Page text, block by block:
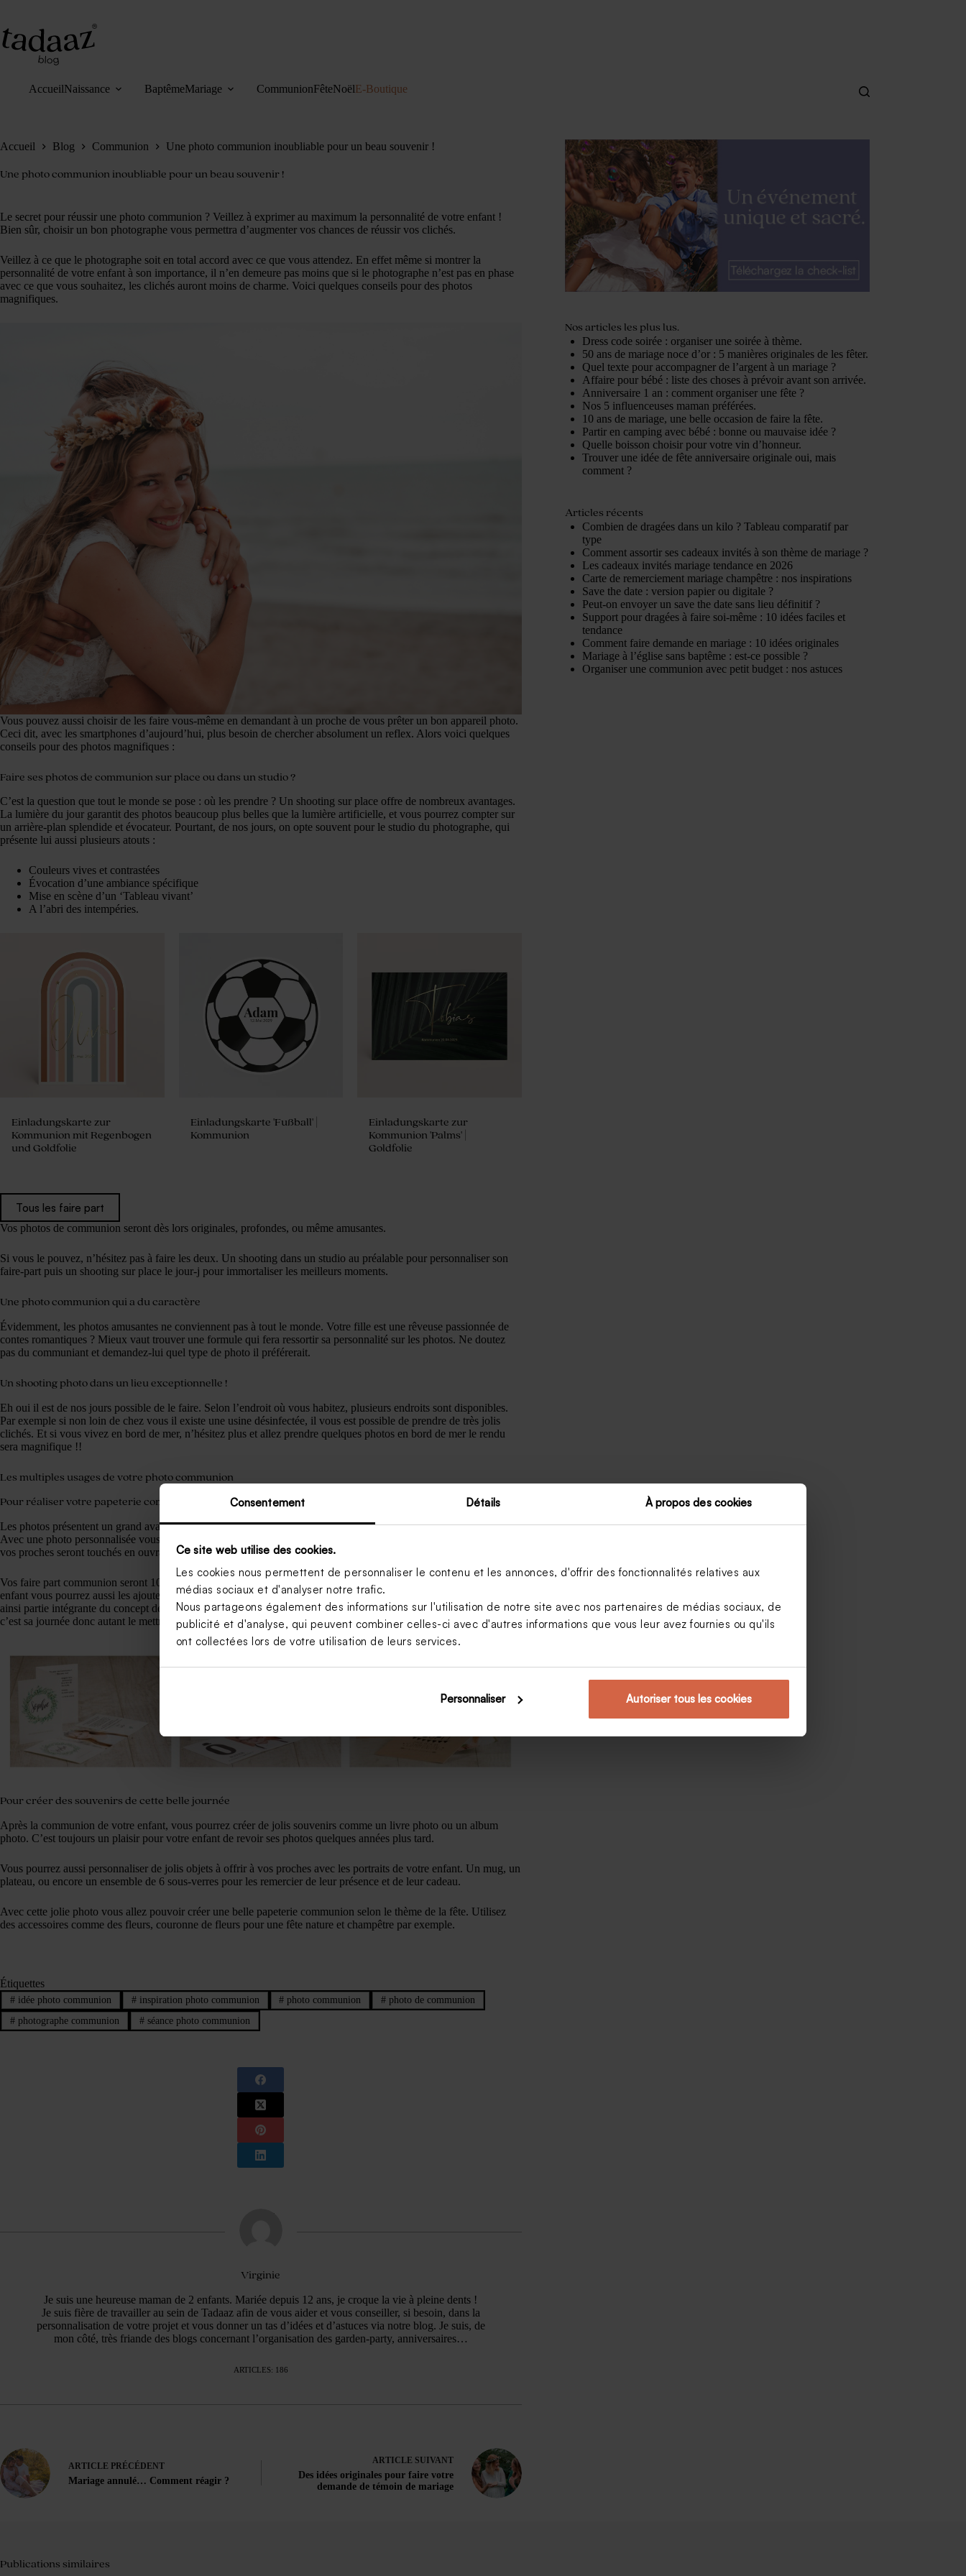
Consentement Détails À propos des cookies
Ce site web utilise des cookies.
Les cookies nous permettent de personnaliser le contenu et les annonces, d'offrir des fonctionnalités relatives aux
médias sociaux et d'analyser notre trafic.
Nous partageons également des informations sur l'utilisation de notre site avec nos partenaires de médias sociaux, de
publicité et d'analyse, qui peuvent combiner celles-ci avec d'autres informations que vous leur avez fournies ou qu'ils
ont collectées lors de votre utilisation de leurs services.
Personnaliser Autoriser tous les cookies
contenu
AccueilNaissance BaptêmeMariage CommunionFêteNoëlE-Boutique
Accueil Blog Communion Une photo communion inoubliable pour un beau souvenir !
Une photo communion inoubliable pour un beau souvenir !
Le secret pour réussir une photo communion ? Veillez à exprimer au maximum la personnalité de votre enfant !
Bien sûr, choisir un bon photographe vous permettra d’augmenter vos chances de réussir vos clichés.
Veillez à ce que le photographe soit en total accord avec ce que vous attendez. En effet même si montrer la
personnalité de votre enfant à son importance, il n’en demeure pas moins que si le photographe n’est pas en phase
avec ce que vous souhaitez, les clichés auront moins de charme. Voici quelques conseils pour des photos
magnifiques.
Vous pouvez aussi choisir de les faire vous-même en demandant à un proche de vous prêter un bon appareil photo.
Ceci dit, avec les smartphones d’aujourd’hui, plus besoin de chercher absolument un reflex. Alors voici quelques
conseils pour des photos magnifiques :
Faire ses photos de communion sur place ou dans un studio ?
C’est la question que tout le monde se pose : où les prendre ? Un shooting sur place offre de nombreux avantages.
La lumière du jour garantit des photos beaucoup plus belles que la lumière artificielle, et vous pourrez compter sur
un arrière-plan splendide et évocateur. Pourtant, de nos jours, on opte souvent pour le studio du photographe, qui
présente lui aussi plusieurs atouts :
Couleurs vives et contrastées
Évocation d’une ambiance spécifique
Mise en scène d’un ‘Tableau vivant’
A l’abri des intempéries.
Einladungskarte zur
Kommunion mit Regenbogen
und Goldfolie
Einladungskarte 'Fußball' |
Kommunion
Einladungskarte zur
Kommunion 'Palms' |
Goldfolie
Tous les faire part
Vos photos de communion seront dès lors originales, profondes, ou même amusantes.
Si vous le pouvez, n’hésitez pas à faire les deux. Un shooting dans un studio au préalable pour personnaliser son
faire-part puis un shooting sur place le jour-j pour immortaliser les meilleurs moments.
Une photo communion qui a du caractère
Évidemment, les photos amusantes ne conviennent pas à tout le monde. Votre fille est une rêveuse passionnée de
contes romantiques ? Mieux vaut trouver une formule qui fera ressortir sa personnalité sur les photos. Ne doutez
pas du communiant et demandez-lui quel type de photo il préférerait.
Un shooting photo dans un lieu exceptionnelle !
Eh oui il est de nos jours possible de le faire. Selon l’endroit où vous habitez, plusieurs endroits sont disponibles.
Par exemple si non loin de chez vous il existe une usine désinfectée, il vous est possible de prendre de très jolis
clichés. Et si vous vivez en bord de mer, n’hésitez plus et allez prendre quelques photos en bord de mer le rendu
sera magnifique !!
Les multiples usages de votre photo communion
Pour réaliser votre papeterie communion
Les photos présentent un grand avantage surtout pour la création de votre papeterie communion et sa mise en page.
Avec une photo personnalisée vous pourrez mettre le ou la communiant(e) en avant. Vous pouvez être certain que
vos proches seront touchés en ouvrant l’enveloppe.
Vos faire part communion seront 100% personnalisé avec vos photos et votre texte. Pour la communion de votre
enfant vous pourrez aussi les ajouter sur le menu, lacarte de remerciement, la décoration de la salle… Elles feront
ainsi partie intégrante du concept de la fête et ne manqueront pas de ravir les invités de la cérémonie ! Après tout
c’est sa journée donc autant le mettre à l’honneur.
Pour créer des souvenirs de cette belle journée
Après la communion de votre enfant, vous pourrez créer de jolis souvenirs comme un livre photo ou un album
photo. C’est toujours un plaisir pour votre enfant de revoir ses photos quelques années plus tard.
Vous pourrez aussi personnaliser de jolis objets à offrir à vos proches avec les portraits de votre enfant. Un mug, un
plateau, ou encore un ensemble de 6 sous-verres pour les remercier de leur présence et de leur cadeau.
Avec cette jolie photo vous allez pouvoir créer une belle papeterie communion selon le thème de la fête. Utilisez
des accessoires comme des fleurs, couronne de fleurs pour une fête nature et champêtre par exemple.
Étiquettes
#idée photo communion #inspiration photo communion # photo communion # photo de communion
#photographe communion #séance photo communion
Virginie
Je suis une heureuse maman de 2 enfants. Mariée depuis 12 ans, je croque la vie à pleine dents !
Je suis fière de travailler au sein de Tadaaz afin de vous aider et vous conseiller, si besoin, dans la
personnalisation de votre projet et vous donner un tas d’idées et d’astuces via notre blog. Je suis, de
mon côté, très friande des blogs concernant l’organisation des garden-party, anniversaires…
ARTICLES: 186
ARTICLE PRÉCÉDENT
Mariage annulé… Comment réagir ?
ARTICLE SUIVANT
Des idées originales pour faire votre
demande de témoin de mariage
Nos articles les plus lus.
Dress code soirée : organiser une soirée à thème.
50 ans de mariage noce d’or : 5 manières originales de les fêter.
Quel texte pour accompagner de l’argent à un mariage ?
Affaire pour bébé : liste des choses à prévoir avant son arrivée.
Anniversaire 1 an : comment organiser une fête ?
Nos 5 influenceuses maman préférées.
10 ans de mariage, une belle occasion de faire la fête.
Partir en camping avec bébé : bonne ou mauvaise idée ?
Quelle boisson choisir pour votre vin d’honneur.
Trouver une idée de fête anniversaire originale oui, mais
comment ?
Articles récents
Combien de dragées dans un kilo ? Tableau comparatif par
type
Comment assortir ses cadeaux invités à son thème de mariage ?
Les cadeaux invités mariage tendance en 2026
Carte de remerciement mariage champêtre : nos inspirations
Save the date : version papier ou digitale ?
Peut-on envoyer un save the date sans lieu définitif ?
Support pour dragées à faire soi-même : 10 idées faciles et
tendance
Comment faire demande en mariage : 10 idées originales
Mariage à l’église sans baptême : est-ce possible ?
Organiser une communion avec petit budget : nos astuces
Publications similaires